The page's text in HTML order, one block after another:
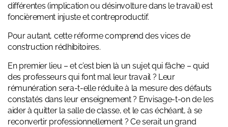
différentes (implication ou désinvolture dans le travail) est
foncièrement injuste et contreproductif.
Pour autant, cette réforme comprend des vices de
construction rédhibitoires.
En premier lieu – et c’est bien là un sujet qui fâche – quid
des professeurs qui font mal leur travail ? Leur
rémunération sera-t-elle réduite à la mesure des défauts
constatés dans leur enseignement ? Envisage-t-on de les
aider à quitter la salle de classe, et le cas échéant, à se
reconvertir professionnellement ? Ce serait un grand